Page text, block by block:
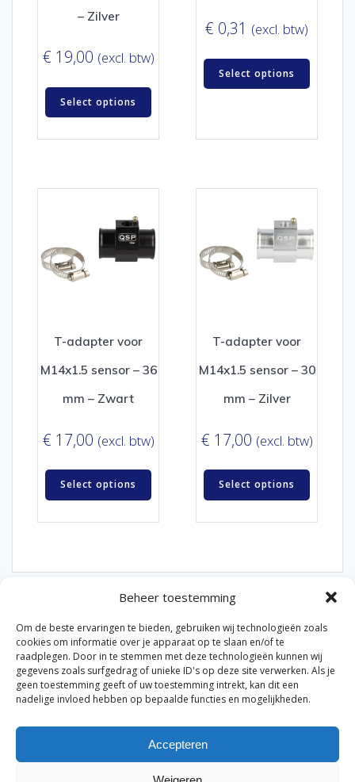
Beheer toestemming
Om de beste ervaringen te bieden, gebruiken wij technologieën zoals
cookies om informatie over je apparaat op te slaan en/of te
raadplegen. Door in te stemmen met deze technologieën kunnen wij
gegevens zoals surfgedrag of unieke ID's op deze site verwerken. Als je
geen toestemming geeft of uw toestemming intrekt, kan dit een
nadelige invloed hebben op bepaalde functies en mogelijkheden.
Accepteren
– Zilver
€ 19,00 (excl. btw)
Select options
€ 0,31 (excl. btw)
Select options
T-adapter voor
M14x1.5 sensor – 36
mm – Zwart
€ 17,00 (excl. btw)
Select options
T-adapter voor
M14x1.5 sensor – 30
mm – Zilver
€ 17,00 (excl. btw)
Select options
© 2026 Van der Bel Las en Radiateurenbedrijf.
Privacyverklaring|Cookiebeleid|Retourbeleid|
Algemene voorwaarden voor consumenten
algemene voorwaarden
Disclaimer